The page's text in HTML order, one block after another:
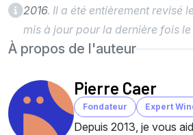
2016. Il a été entièrement revisé le
mis à jour pour la dernière fois le
À propos de l'auteur
Pierre Caer
Fondateur Expert
Depuis 2013, je vous